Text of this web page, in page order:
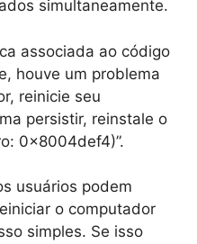
simultaneamente.
associada ao código
houve um problema
reinicie seu
persistir, reinstale o
0x8004def4)”.
usuários podem
o computador
simples. Se isso